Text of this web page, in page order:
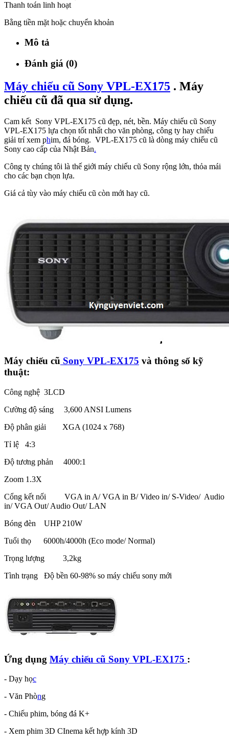
Thanh toán linh hoạt
Bằng tiền mặt hoặc chuyển khoản
Mô tả
Đánh giá (0)
Máy chiếu cũ Sony VPL-EX175 . Máy
chiếu cũ đã qua sử dụng.
Cam kết Sony VPL-EX175 cũ đẹp, nét, bền. Máy chiếu cũ Sony
VPL-EX175 lựa chọn tốt nhất cho văn phòng, công ty hay chiếu
giải trí xem phim, đá bóng. VPL-EX175 cũ là dòng máy chiếu cũ
Sony cao cấp của Nhật Bản.
Công ty chúng tôi là thế giới máy chiếu cũ Sony rộng lớn, thỏa mái
cho các bạn chọn lựa.
Giá cả tùy vào máy chiếu cũ còn mới hay cũ.
Máy chiếu cũ Sony VPL-EX175 và thông số kỹ
thuật:
Công nghệ 3LCD
Cường độ sáng 3,600 ANSI Lumens
Độ phân giải XGA (1024 x 768)
Tỉ lệ 4:3
Độ tương phản 4000:1
Zoom 1.3X
Cổng kết nối VGA in A/ VGA in B/ Video in/ S-Video/ Audio
in/ VGA Out/ Audio Out/ LAN
Bóng đèn UHP 210W
Tuổi thọ 6000h/4000h (Eco mode/ Normal)
Trọng lượng 3,2kg
Tình trạng Độ bền 60-98% so máy chiếu sony mới
Ứng dụng Máy chiếu cũ Sony VPL-EX175 :
- Dạy học
- Văn Phòng
- Chiếu phim, bóng đá K+
- Xem phim 3D CInema kết hợp kính 3D